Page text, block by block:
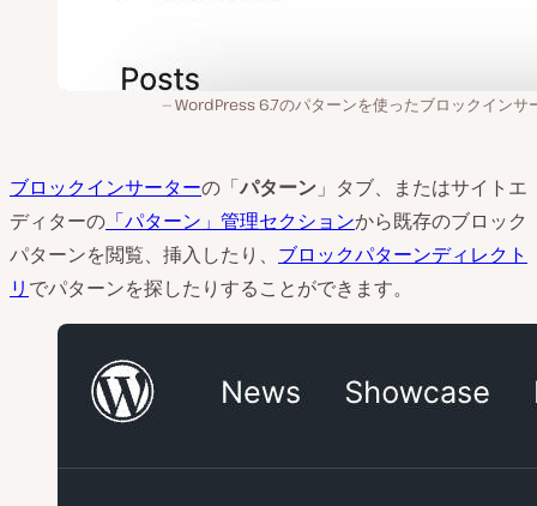
WordPress 6.7のパターンを使ったブロックインサ
ブロックインサーターの「パターン 」タブ、またはサイトエ
ディターの 「パターン」管理セクションから既存のブロック
パターンを閲覧、挿入したり、 ブロックパターンディレクト
リ でパターンを探したりすることができます。